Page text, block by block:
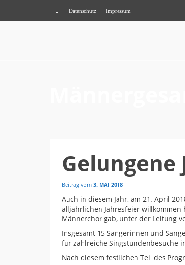
Datenschutz Impressum
Gelungene
Beitrag vom 3. MAI 2018
Auch in diesem Jahr, am 21. April
alljährlichen Jahresfeier willkommen
Männerchor gab, unter der Leitung
Insgesamt 15 Sängerinnen und
für zahlreiche Singstundenbesuche
Nach diesem festlichen Teil des